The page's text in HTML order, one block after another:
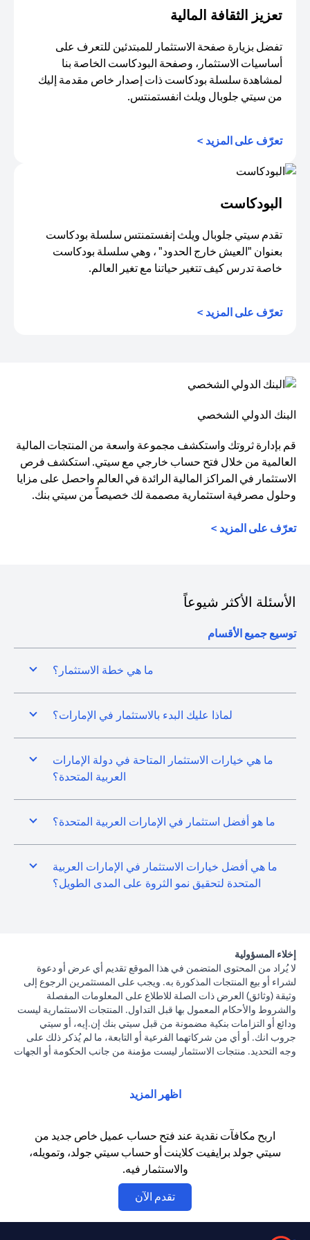
تعزيز الثقافة المالية
تفضل بزيارة صفحة الاستثمار للمبتدئين للتعرف على
أساسيات الاستثمار، وصفحة البودكاست الخاصة بنا
لمشاهدة سلسلة بودكاست ذات إصدار خاص مقدمة إليك
من سيتي جلوبال ويلث انفستمنتس.
تعرّف على المزيد >
البودكاست
تقدم سيتي جلوبال ويلث إنفستمنتس سلسلة بودكاست
بعنوان "العيش خارج الحدود" ، وهي سلسلة بودكاست
خاصة تدرس كيف تتغير حياتنا مع تغير العالم.
تعرّف على المزيد >
البنك الدولي الشخصي
قم بإدارة ثروتك واستكشف مجموعة واسعة من المنتجات المالية
العالمية من خلال فتح حساب خارجي مع سيتي. استكشف فرص
الاستثمار في المراكز المالية الرائدة في العالم واحصل على مزايا
وحلول مصرفية استثمارية مصممة لك خصيصاً من سيتي بنك.
تعرّف على المزيد >
الأسئلة الأكثر شيوعاً
توسيع جميع الأقسام
ما هي خطة الاستثمار؟
لماذا عليك البدء بالاستثمار في الإمارات؟
ما هي خيارات الاستثمار المتاحة في دولة الإمارات
العربية المتحدة؟
ما هو أفضل استثمار في الإمارات العربية المتحدة؟
ما هي أفضل خيارات الاستثمار في الإمارات العربية
المتحدة لتحقيق نمو الثروة على المدى الطويل؟
إخلاء المسؤولية
لا يُراد من المحتوى المتضمن في هذا الموقع تقديم أي عرض أو دعوة
لشراء أو بيع المنتجات المذكورة به. ويجب على المستثمرين الرجوع إلى
وثيقة (وثائق) العرض ذات الصلة للاطلاع على المعلومات المفصلة
والشروط والأحكام المعمول بها قبل التداول. المنتجات الاستثمارية ليست
ودائع أو التزامات بنكية مضمونة من قبل سيتي بنك إن.إيه، أو سيتي
جروب انك. أو أي من شركاتهما الفرعية أو التابعة، ما لم يُذكر ذلك على
وجه التحديد. منتجات الاستثمار ليست مؤمنة من جانب الحكومة أو الجهات
السابق لمنتجات الاستثمار ليس مؤشرا على النتائج المستقبلية، بمعنى أن
محلية) على دراية بمخاطر تقلبات أسعار الصرف التي قد تتسبب في
خسارة رأس المال عند تحويل العملة الأجنبية إلى العملة المحلية
للمستثمرين. لا تتوفر منتجات الاستثمار والخزينة للأشخاص الأمريكيين.
تخضع جميع الطلبات المتعلقة بمنتجات الاستثمار والخزينة لشروط وأحكام
منتجات الاستثمار والخزينة الفردية. يدرك العميل أنه يقع على عاتقه
السعي للحصول على مشورة قانونية و/أو ضريبية للوقوف على التبعات
اظهر المزيد
اربح مكافآت نقدية عند فتح حساب عميل خاص جديد من
سيتي جولد برايفيت كلاينت أو حساب سيتي جولد، وتمويله،
والاستثمار فيه.
تقدم الآن